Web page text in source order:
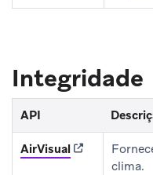
Integridade
API
AirVisual(opens in new
clima.